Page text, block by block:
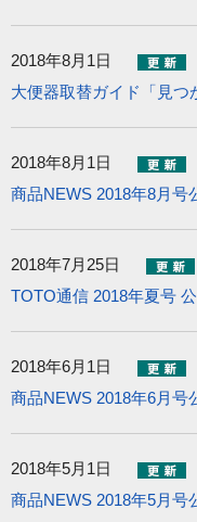
2018年8月1日
大便器取替ガイド「見
2018年8月1日
商品NEWS 2018年8月号
2018年7月25日
TOTO通信 2018年夏号
2018年6月1日
商品NEWS 2018年6月号
2018年5月1日
商品NEWS 2018年5月号